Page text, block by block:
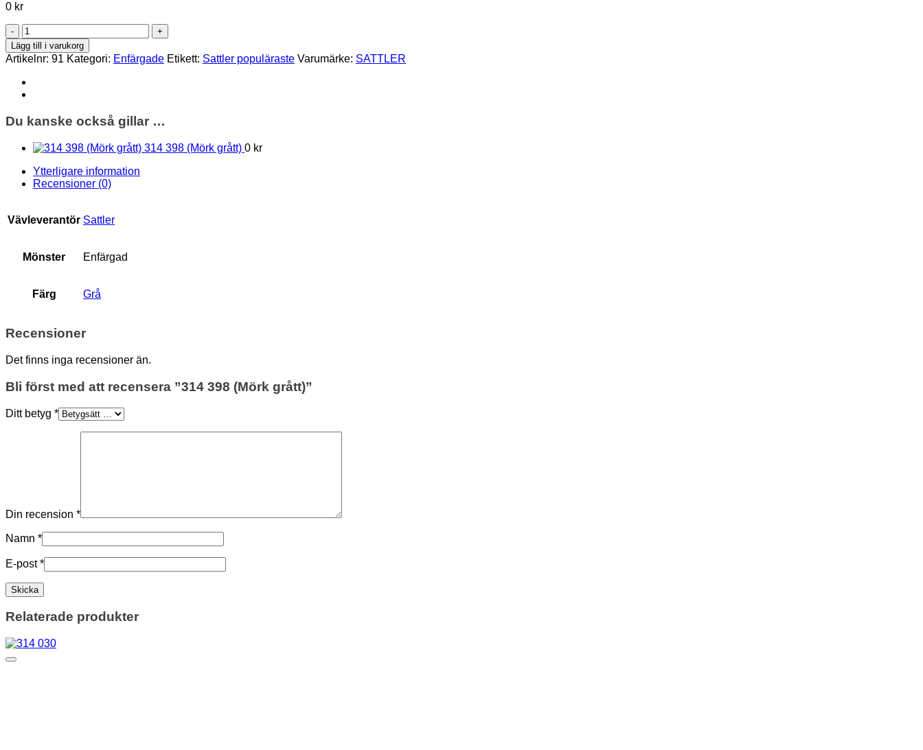
0 kr
314
398
(Mörk
grått)
mängd
Lägg till i varukorg
Artikelnr: 91 Kategori: Enfärgade Etikett: Sattler populäraste Varumärke: SATTLER
Du kanske också gillar …
314 398 (Mörk grått) 0 kr
Ytterligare information
Recensioner (0)
Vävleverantör Sattler
Mönster Enfärgad
Färg Grå
Recensioner
Det finns inga recensioner än.
Bli först med att recensera ”314 398 (Mörk grått)”
Ditt betyg *
Din recension *
Namn *
E-post*
Relaterade produkter